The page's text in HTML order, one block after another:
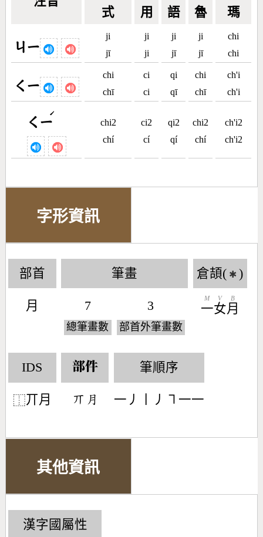
式 用 語 魯 瑪
ㄐㄧ
ji
jī
ji
ji
ji
jī
ji
jī
chi
chi
ㄑㄧ
chi
chī
ci
ci
qi
qī
chi
chī
ch'i
ch'i
ㄑㄧ
ˊ
chi2
chí
ci2
cí
qi2
qí
chi2
chí
ch'i2
ch'i2
字形資訊
部首
月
筆畫
7
總筆畫數
3
部首外筆畫數
倉頡( ✱ )
一
M
女
V
月
B
IDS
⿰丌月
部件
󶁬󶃭
筆順序
一丿丨丿㇕一一
其他資訊
漢字國屬性